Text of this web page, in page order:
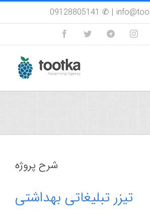
Skip
09128805141 ✆ |
FacebookTwitterCustom
شرح پروژه
تیزر تبلیغاتی بهداشتی